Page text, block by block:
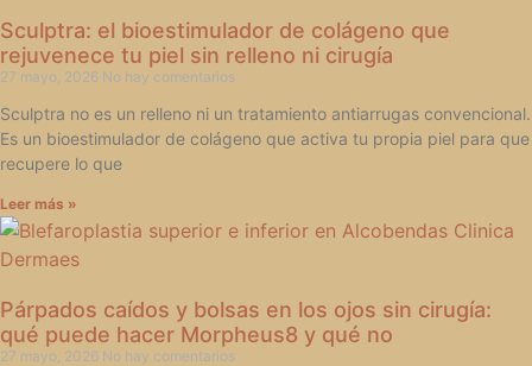
Sculptra: el bioestimulador de colágeno que
rejuvenece tu piel sin relleno ni cirugía
27 mayo, 2026 No hay comentarios
Sculptra no es un relleno ni un tratamiento antiarrugas convencional.
Es un bioestimulador de colágeno que activa tu propia piel para que
recupere lo que
Leer más »
Párpados caídos y bolsas en los ojos sin cirugía:
qué puede hacer Morpheus8 y qué no
27 mayo, 2026 No hay comentarios